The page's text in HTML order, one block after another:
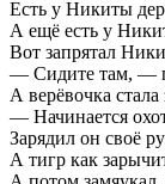
Есть у Никиты
А ещё есть у
Вот запрятал
— Сидите там, —
А верёвочка
— Начинается
Зарядил он своё
А тигр как